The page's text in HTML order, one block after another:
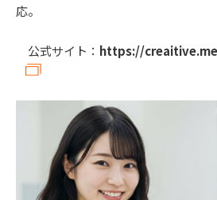
応。
公式サイト： https://